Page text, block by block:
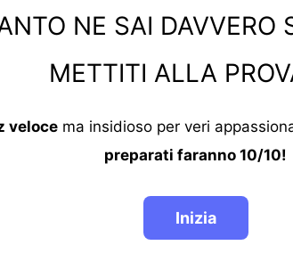
NE SAI DAVVERO
METTITI ALLA
velocema insidioso per veri
preparati faranno 10/10!